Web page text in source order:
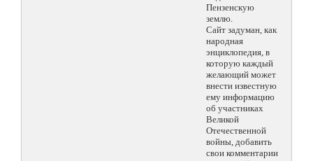
Пензенскую
землю.
Сайт задуман, как
народная
энциклопедия, в
которую каждый
желающий может
внести известную
ему информацию
об участниках
Великой
Отечественной
войны, добавить
свои комментарии